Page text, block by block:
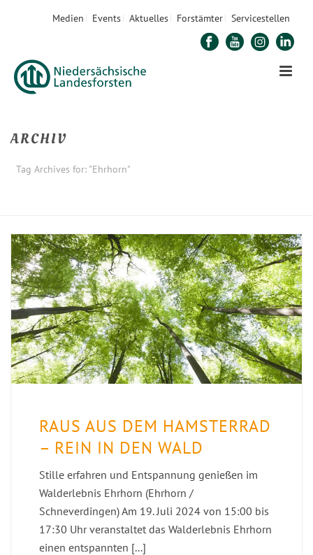
Medien Events Aktuelles Forstämter Servicestellen
ARCHIV
Tag Archives for: "Ehrhorn"
RAUS AUS DEM HAMSTERRAD
– REIN IN DEN WALD
Stille erfahren und Entspannung genießen im
Walderlebnis Ehrhorn (Ehrhorn /
Schneverdingen) Am 19. Juli 2024 von 15:00 bis
17:30 Uhr veranstaltet das Walderlebnis Ehrhorn
einen entspannten [...]